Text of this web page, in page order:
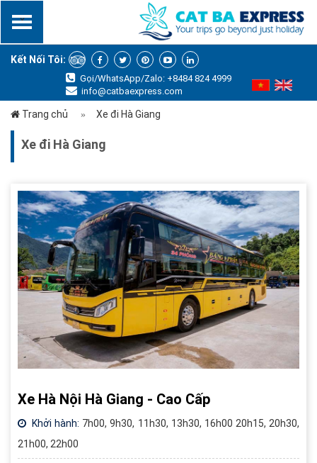
x
Kết Nối Tôi:
Gọi/WhatsApp/Zalo: +8484 824 4999
info@catbaexpress.com
Trang chủ Xe đi Hà Giang
Xe đi Hà Giang
Xe Hà Nội Hà Giang - Cao Cấp
Khởi hành: 7h00, 9h30, 11h30, 13h30, 16h00 20h15, 20h30,
21h00, 22h00